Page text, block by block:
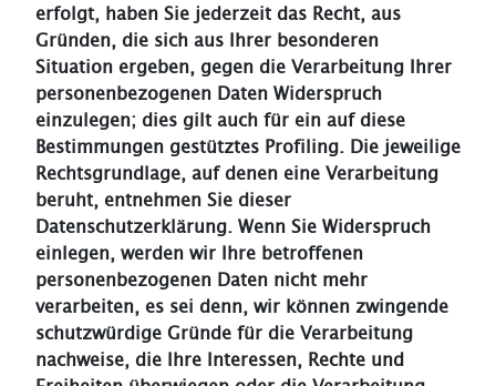
erfolgt, haben Sie jederzeit das Recht, aus
Gründen, die sich aus Ihrer besonderen
Situation ergeben, gegen die Verarbeitung Ihrer
personenbezogenen Daten Widerspruch
einzulegen; dies gilt auch für ein auf diese
Bestimmungen gestütztes Profiling. Die jeweilige
Rechtsgrundlage, auf denen eine Verarbeitung
beruht, entnehmen Sie dieser
Datenschutzerklärung. Wenn Sie Widerspruch
einlegen, werden wir Ihre betroffenen
personenbezogenen Daten nicht mehr
verarbeiten, es sei denn, wir können zwingende
schutzwürdige Gründe für die Verarbeitung
nachweise, die Ihre Interessen, Rechte und